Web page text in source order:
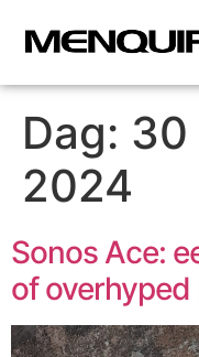
Dag: 30
2024
Sonos Ace:
of